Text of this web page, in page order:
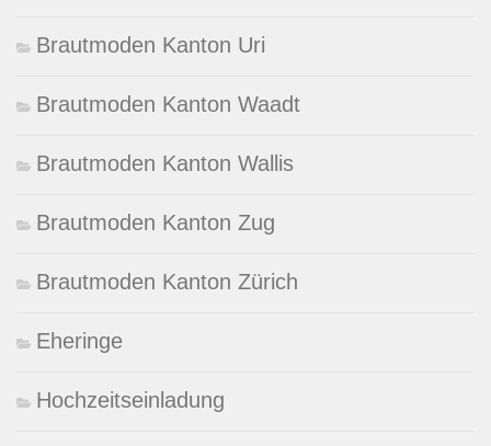
Brautmoden Kanton Uri
Brautmoden Kanton Waadt
Brautmoden Kanton Wallis
Brautmoden Kanton Zug
Brautmoden Kanton Zürich
Eheringe
Hochzeitseinladung